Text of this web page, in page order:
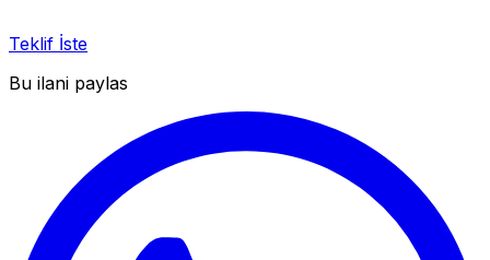
Teklif İste
Bu ilani paylas